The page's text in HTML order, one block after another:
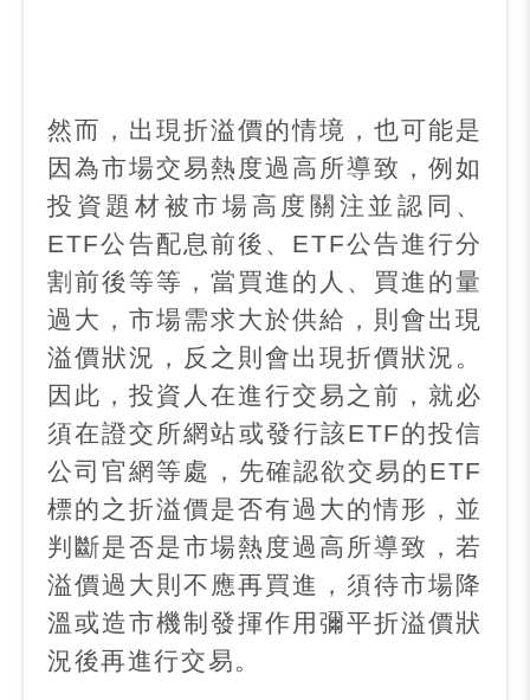
然而，出現折溢價的情境，也可能是
因為市場交易熱度過高所導致，例如
投資題材被市場高度關注並認同、
ETF公告配息前後、 ETF公告進行分
割前後等等，當買進的人、買進的量
過大，市場需求大於供給，則會出現
溢價狀況，反之則會出現折價狀況。
因此，投資人在進行交易之前，就必
須在證交所網站或發行該ETF的投信
公司官網等處，先確認欲交易的ETF
標的之折溢價是否有過大的情形，並
判斷是否是市場熱度過高所導致，若
溢價過大則不應再買進，須待市場降
溫或造市機制發揮作用彌平折溢價狀
況後再進行交易。